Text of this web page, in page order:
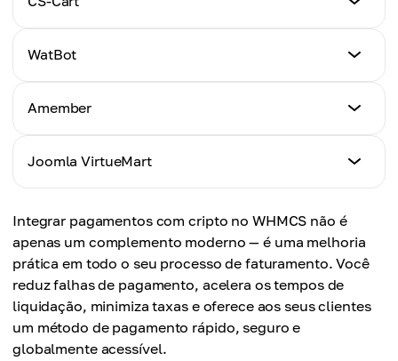
Tutorial
WatBot
Tutorial
Amember
Tutorial
Joomla VirtueMart
Clique aqui
Integrar pagamentos com cripto no WHMCS não é
apenas um complemento moderno — é uma melhoria
prática em todo o seu processo de faturamento. Você
reduz falhas de pagamento, acelera os tempos de
liquidação, minimiza taxas e oferece aos seus clientes
um método de pagamento rápido, seguro e
globalmente acessível.